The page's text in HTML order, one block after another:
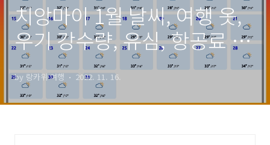
치앙마이 1월 날씨, 여행 옷,
우기 강수량, 유심, 항공료 가
격 정보
by 랑카위 여행 2022. 11. 16.